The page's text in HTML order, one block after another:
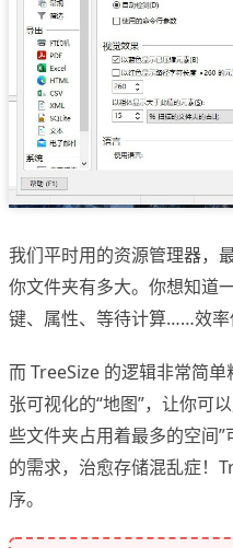
我们平时用的资源管理器，
你文件夹有多大。你想知道
键、属性、等待计算……效率
而 TreeSize 的逻辑非常简
张可视化的“地图”，让你可
些文件夹占用着最多的空间
的需求，治愈存储混乱症！
序。